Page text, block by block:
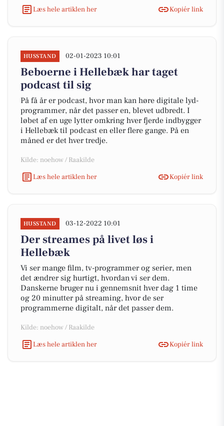
Læs hele artiklen her
Kopiér link
HUSSTAND 02-01-2023 10:01
Beboerne i Hellebæk har taget
podcast til sig
På få år er podcast, hvor man kan høre digitale lyd-
programmer, når det passer en, blevet udbredt. I
løbet af en uge lytter omkring hver fjerde indbygger
i Hellebæk til podcast en eller flere gange. På en
måned er det hver tredje.
Kilde: noehow / Raakilde
Læs hele artiklen her
Kopiér link
HUSSTAND 03-12-2022 10:01
Der streames på livet løs i
Hellebæk
Vi ser mange film, tv-programmer og serier, men
det ændrer sig hurtigt, hvordan vi ser dem.
Danskerne bruger nu i gennemsnit hver dag 1 time
og 20 minutter på streaming, hvor de ser
programmerne digitalt, når det passer dem.
Kilde: noehow / Raakilde
Læs hele artiklen her
Kopiér link